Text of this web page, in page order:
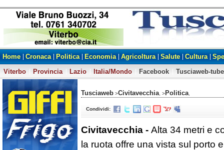
Home Cronaca Politica Economia Agricoltura Salute Cultura
Viterbo
Provincia Lazio Italia/Mondo Facebook Tusciaweb-tube
Tusciaweb >Civitavecchia , >Politica
Condividi:
Civitavecchia - Alta 34 metri e
la ruota offre una vista sul porto